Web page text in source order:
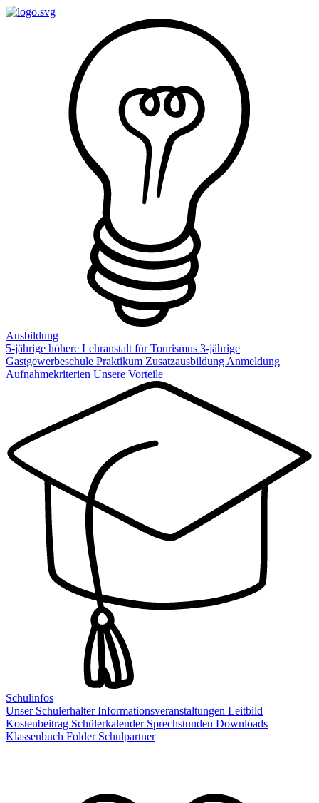
Ausbildung
5-jährige höhere Lehranstalt für Tourismus 3-jährige
Gastgewerbeschule Praktikum Zusatzausbildung Anmeldung
Aufnahmekriterien Unsere Vorteile
Schulinfos
Unser SchulerhalterInformationsveranstaltungen Leitbild
Kostenbeitrag Schülerkalender Sprechstunden Downloads
Klassenbuch Folder Schulpartner